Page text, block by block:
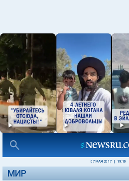
07 МАЯ 2017 19:10
МИР